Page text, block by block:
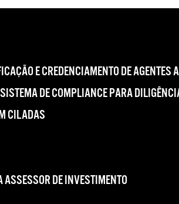
E CREDENCIAMENTO DE AGENTES
DE COMPLIANCE PARA
CILADAS
DE INVESTIMENTO